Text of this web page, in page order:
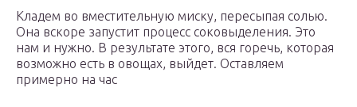
Кладем во вместительную миску, пересыпая солью.
Она вскоре запустит процесс соковыделения. Это
нам и нужно. В результате этого, вся горечь, которая
возможно есть в овощах, выйдет. Оставляем
примерно на час